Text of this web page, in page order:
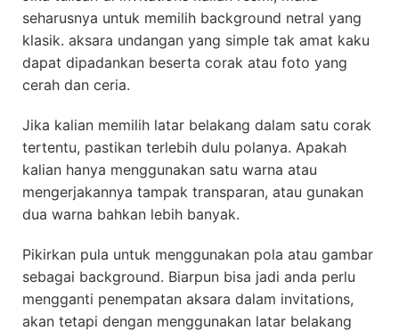
seharusnya untuk memilih background netral yang
klasik. aksara undangan yang simple tak amat kaku
dapat dipadankan beserta corak atau foto yang
cerah dan ceria.
Jika kalian memilih latar belakang dalam satu corak
tertentu, pastikan terlebih dulu polanya. Apakah
kalian hanya menggunakan satu warna atau
mengerjakannya tampak transparan, atau gunakan
dua warna bahkan lebih banyak.
Pikirkan pula untuk menggunakan pola atau gambar
sebagai background. Biarpun bisa jadi anda perlu
mengganti penempatan aksara dalam invitations,
akan tetapi dengan menggunakan latar belakang